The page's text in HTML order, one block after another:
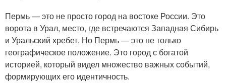
Пермь — это не просто город на востоке России. Это
ворота в Урал, место, где встречаются Западная Сибирь
и Уральский хребет. Но Пермь — это не только
географическое положение. Это город с богатой
историей, который видел множество важных событий,
формирующих его идентичность.